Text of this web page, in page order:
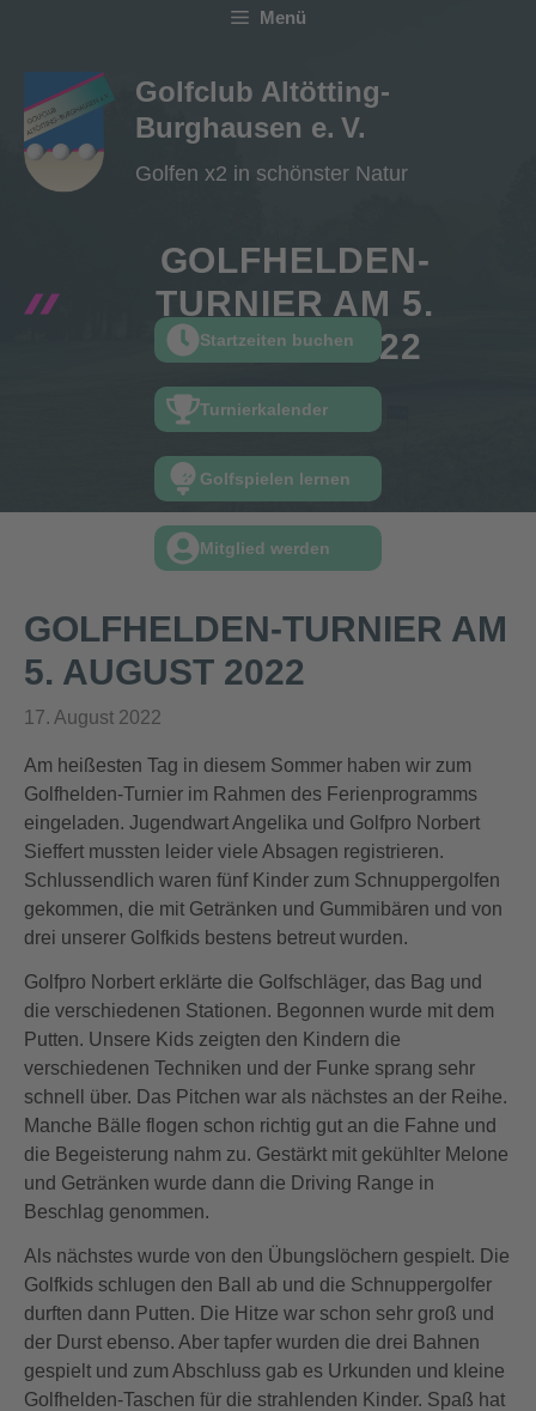
springen
Menü
Golfclub Altötting-
Burghausen e. V.
Golfen x2 in schönster Natur
Startzeiten buchen
Turnierkalender
Golfspielen lernen
Mitglied werden
GOLFHELDEN-
TURNIER AM 5.
AUGUST 2022
GOLFHELDEN-TURNIER AM
5. AUGUST 2022
17. August 2022
Am heißesten Tag in diesem Sommer haben wir zum
Golfhelden-Turnier im Rahmen des Ferienprogramms
eingeladen. Jugendwart Angelika und Golfpro Norbert
Sieffert mussten leider viele Absagen registrieren.
Schlussendlich waren fünf Kinder zum Schnuppergolfen
gekommen, die mit Getränken und Gummibären und von
drei unserer Golfkids bestens betreut wurden.
Golfpro Norbert erklärte die Golfschläger, das Bag und
die verschiedenen Stationen. Begonnen wurde mit dem
Putten. Unsere Kids zeigten den Kindern die
verschiedenen Techniken und der Funke sprang sehr
schnell über. Das Pitchen war als nächstes an der Reihe.
Manche Bälle flogen schon richtig gut an die Fahne und
die Begeisterung nahm zu. Gestärkt mit gekühlter Melone
und Getränken wurde dann die Driving Range in
Beschlag genommen.
Als nächstes wurde von den Übungslöchern gespielt. Die
Golfkids schlugen den Ball ab und die Schnuppergolfer
durften dann Putten. Die Hitze war schon sehr groß und
der Durst ebenso. Aber tapfer wurden die drei Bahnen
gespielt und zum Abschluss gab es Urkunden und kleine
Golfhelden-Taschen für die strahlenden Kinder. Spaß hat